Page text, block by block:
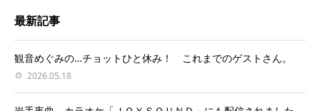
最新記事
観音めぐみの…チョットひと休み！ これまでのゲストさん。
2026.05.18